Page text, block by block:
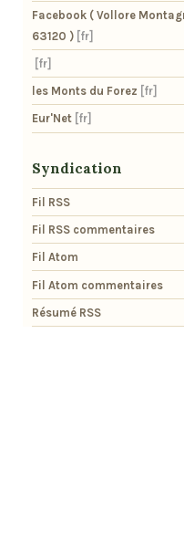
Facebook ( Vollore
63120 )
les Monts du Forez
Eur'Net
Syndication
Fil RSS
Fil RSS commentaires
Fil Atom
Fil Atom commentaires
Résumé RSS